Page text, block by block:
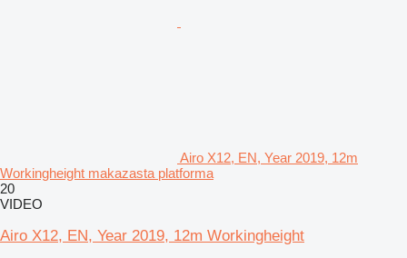
Airo X12, EN, Year 2019, 12m
Workingheight makazasta platforma
20
VIDEO
Airo X12, EN, Year 2019, 12m Workingheight